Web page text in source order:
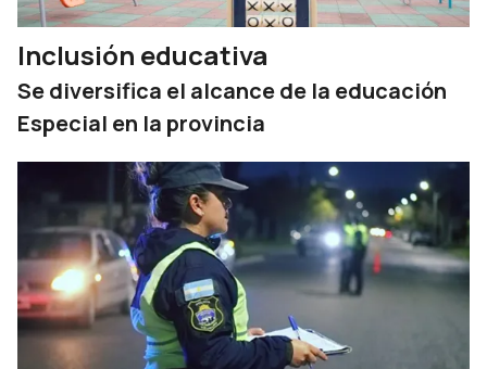
Inclusión educativa
Se diversifica el alcance de la educación
Especial en la provincia